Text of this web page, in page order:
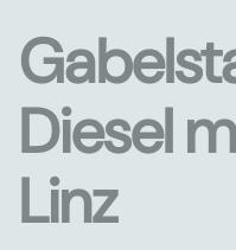
Diesel
Linz